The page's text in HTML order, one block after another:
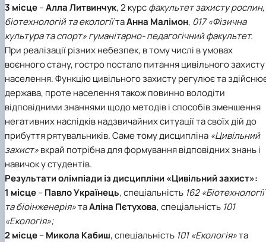
3 місце–Алла Литвинчук,2 курсфакультет захисту рослин,
біотехнологій та екологіїтаАнна Малімон, 017 «Фізична
культура та спорт»гуманітарно- педагогічний факультет.
При реалізації різних небезпек, в тому числі в умовах
воєнного стану, гостро постало питання цивільного захисту
населення. Функцію цивільного захисту регулює та
держава, проте населення також повинно володіти
відповідними знаннями щодо методів і способів зменшення
негативних наслідків надзвичайних ситуації та своїх дій до
прибуття рятувальників. Саме тому дисципліна «Цивільний
захист»вкрай потрібна для формування відповідних знань і
навичок у студентів.
Результати олімпіади із дисципліни «Цивільний захист»:
1 місце–Павло Українець,спеціальність 162 «Біотехнології
та біоінженерія»таАліна Пєтухова, спеціальність 101
«Екологія»;
2 місце–Микола Кабиш,спеціальність 101 «Екологія»та